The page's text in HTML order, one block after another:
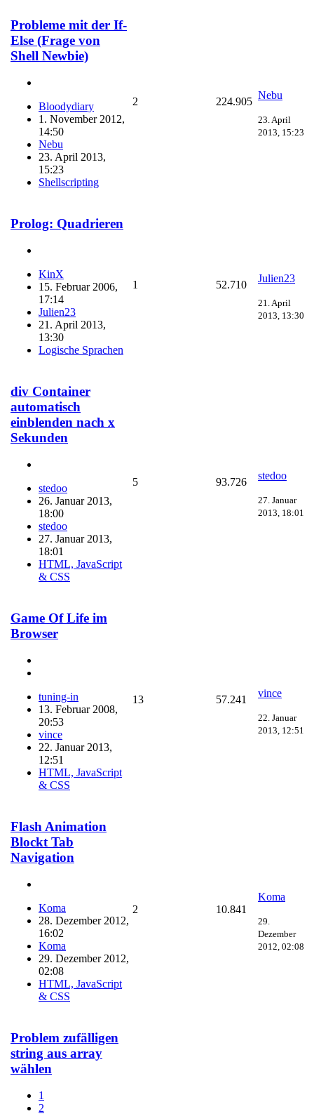
Probleme mit der If-
Else (Frage von
Shell Newbie)
Bloodydiary
1. November 2012,
14:50
Nebu
23. April 2013,
15:23
Shellscripting
2 224.905
Nebu
23. April
2013, 15:23
Prolog: Quadrieren
KinX
15. Februar 2006,
17:14
Julien23
21. April 2013,
13:30
Logische Sprachen
1 52.710
Julien23
21. April
2013, 13:30
div Container
automatisch
einblenden nach x
Sekunden
stedoo
26. Januar 2013,
18:00
stedoo
27. Januar 2013,
18:01
HTML, JavaScript
& CSS
5 93.726
stedoo
27. Januar
2013, 18:01
Game Of Life im
Browser
tuning-in
13. Februar 2008,
20:53
vince
22. Januar 2013,
12:51
HTML, JavaScript
& CSS
13 57.241
vince
22. Januar
2013, 12:51
Flash Animation
Blockt Tab
Navigation
Koma
28. Dezember 2012,
16:02
Koma
29. Dezember 2012,
02:08
HTML, JavaScript
& CSS
2 10.841
Koma
29.
Dezember
2012, 02:08
Problem zufälligen
string aus array
wählen
1
2